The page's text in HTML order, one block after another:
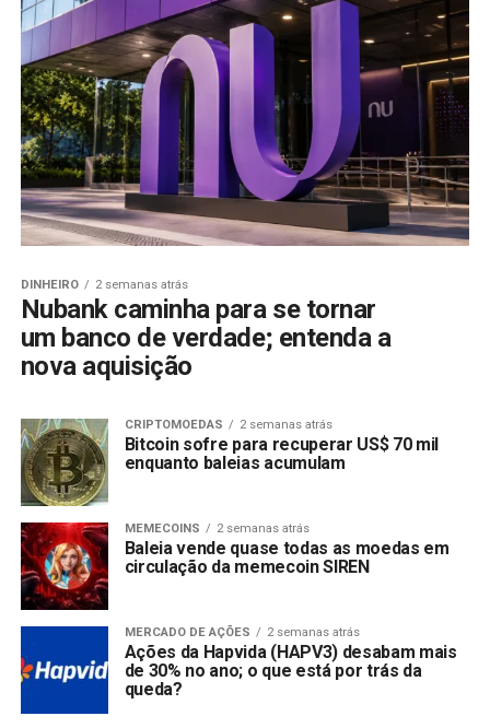
DINHEIRO 2 semanas atrás
Nubank caminha para se tornar
um banco de verdade; entenda a
nova aquisição
CRIPTOMOEDAS 2 semanas atrás
Bitcoin sofre para recuperar US$ 70 mil
enquanto baleias acumulam
MEMECOINS 2 semanas atrás
Baleia vende quase todas as moedas em
circulação da memecoin SIREN
MERCADO DE AÇÕES 2 semanas atrás
Ações da Hapvida (HAPV3) desabam mais
de 30% no ano; o que está por trás da
queda?